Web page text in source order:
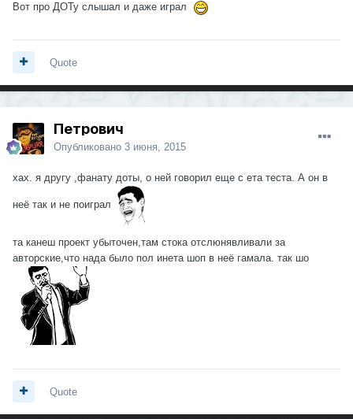
Вот про ДОТу слышал и даже играл
Quote
Петрович
Опубликовано 3 июня, 2015
хах. я другу ,фанату доты, о ней говорил еще с ета теста. А он в
неё так и не поиграл
та канеш проект убыточен,там стока отслюнявливали за
авторские,что нада было пол инета шоп в неё гамала. так шо
Quote